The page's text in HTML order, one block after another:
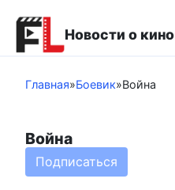
контенту
Новости о кино
Главная»Боевик»Война
Война
Подписаться